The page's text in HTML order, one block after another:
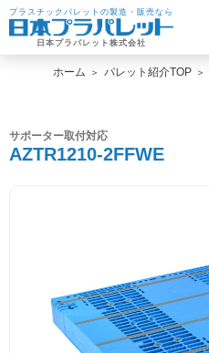
プラスチックパレットの製造・販売なら
日本プラパレット株式会社
ホーム パレット紹介TOP
サポーター取付対応
AZTR1210-2FFWE